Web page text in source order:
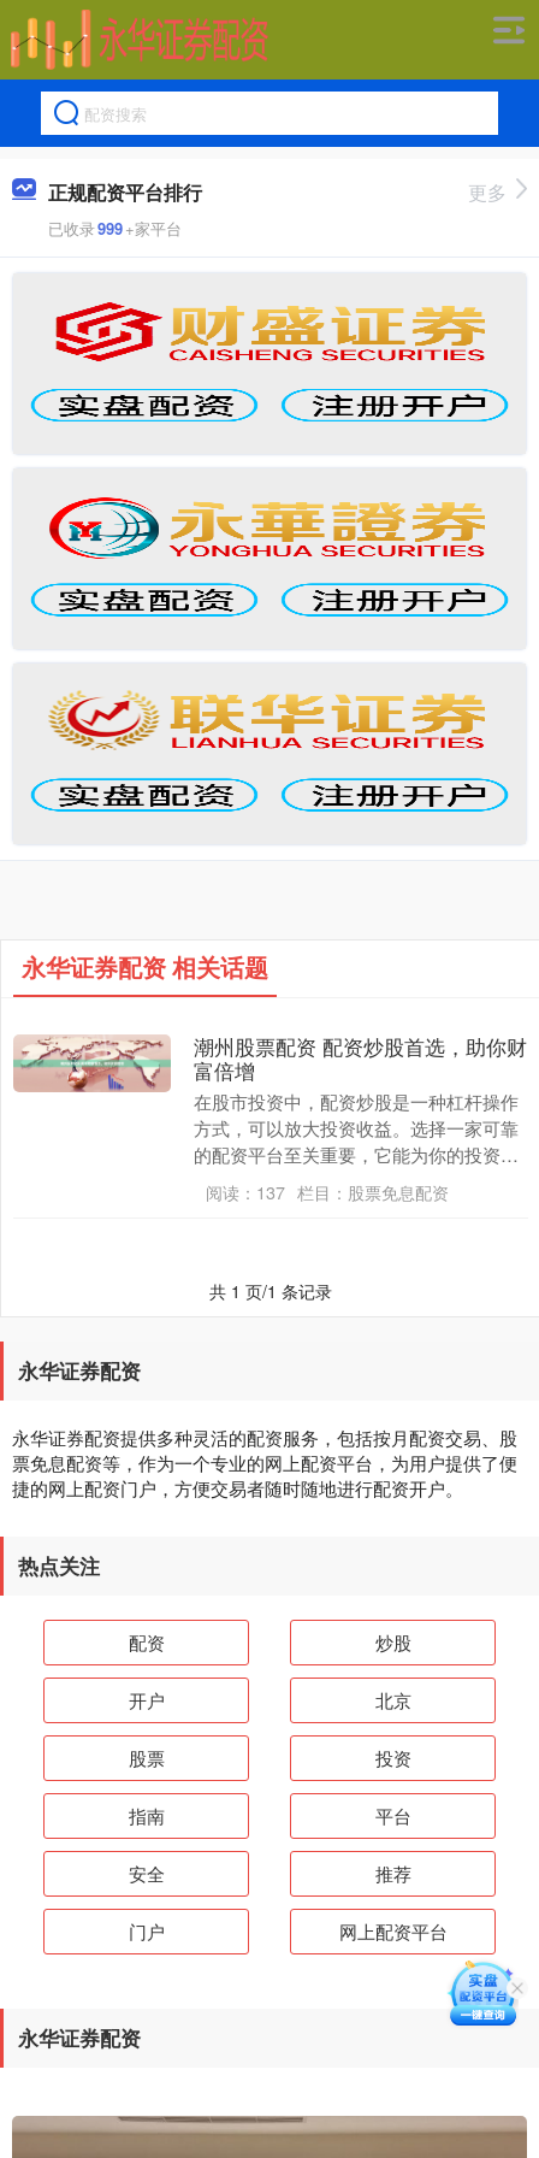
正规配资平台排行
已收录999+家平台
更多
永华证券配资 相关话题
潮州股票配资 配资炒股首选，助你财
富倍增
在股市投资中，配资炒股是一种杠杆操作
方式，可以放大投资收益。选择一家可靠
的配资平台至关重要，它能为你的投资保
驾护航。 股票配资的优势在于资金杠杆效
应。通过借入资....
阅读： 137 栏目： 股票免息配资
共 1 页/1 条记录
永华证券配资
永华证券配资提供多种灵活的配资服务，包括按月配资交易、股
票免息配资等，作为一个专业的网上配资平台，为用户提供了便
捷的网上配资门户，方便交易者随时随地进行配资开户。
热点关注
配资 炒股
开户 北京
股票 投资
指南 平台
安全 推荐
门户 网上配资平台
永华证券配资